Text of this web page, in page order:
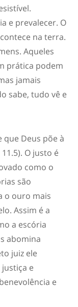
e prevalecer. O
na terra.
Aqueles
prática podem
jamais
sabe, tudo vê e
que Deus põe à
11.5). O justo é
como o
são
o ouro mais
Assim é a
a escória
abomina
juiz ele
e
e